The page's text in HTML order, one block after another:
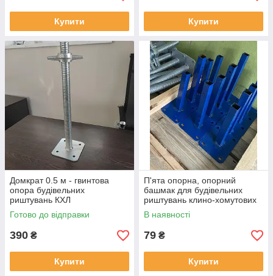
Купити Купити
Домкрат 0.5 м - гвинтова
опора будівельних
риштувань КХЛ
Готово до відправки
390 ₴
Купити
П'ята опорна, опорний
башмак для будівельних
риштувань клино-хомутових
В наявності
79 ₴
Купити